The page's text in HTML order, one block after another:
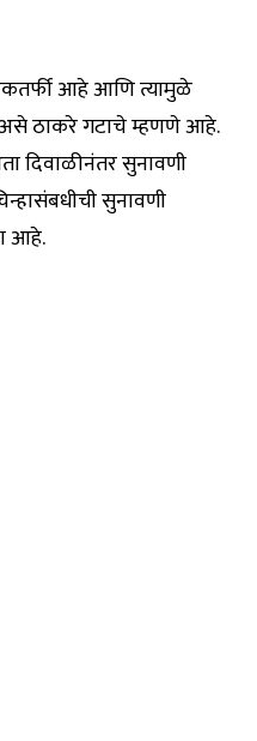
आहे आणि त्यामुळे
असे ठाकरे गटाचे म्हणणे आहे.
दिवाळीनंतर सुनावणी
सुनावणी
आहे.